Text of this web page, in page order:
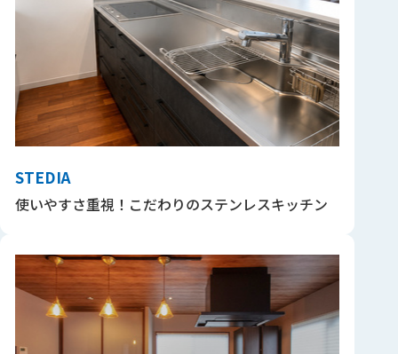
STEDIA
使いやすさ重視！こだわりのステンレスキッチン